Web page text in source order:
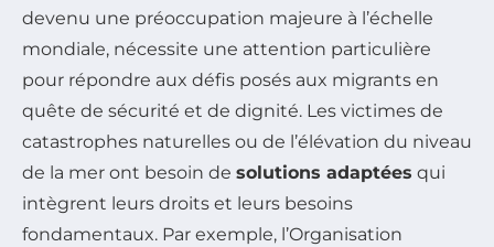
devenu une préoccupation majeure à l’échelle
mondiale, nécessite une attention particulière
pour répondre aux défis posés aux migrants en
quête de sécurité et de dignité. Les victimes de
catastrophes naturelles ou de l’élévation du niveau
de la mer ont besoin de solutions adaptées qui
intègrent leurs droits et leurs besoins
fondamentaux. Par exemple, l’Organisation